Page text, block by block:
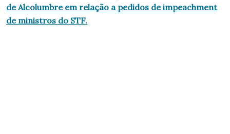
de Alcolumbre em relação a pedidos de impeachment
de ministros do STF.